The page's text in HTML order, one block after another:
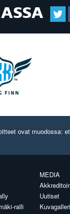
ovat muodossa:
ralli
MEDIA
Uutiset